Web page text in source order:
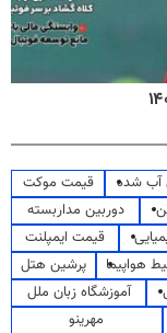
آب شده
قیمت موکت
دوربین مداربسته
قیمت ایمپلنت
هواپیما
پرشین هتل
آموزشگاه زبان ملل
مهرینو